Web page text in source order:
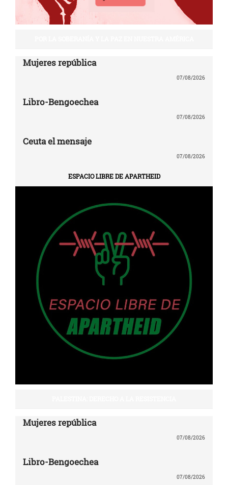
Mujeres república
07/08/2026
Libro-Bengoechea
07/08/2026
Ceuta el mensaje
07/08/2026
ESPACIO LIBRE DE APARTHEID
Mujeres república
07/08/2026
Libro-Bengoechea
07/08/2026